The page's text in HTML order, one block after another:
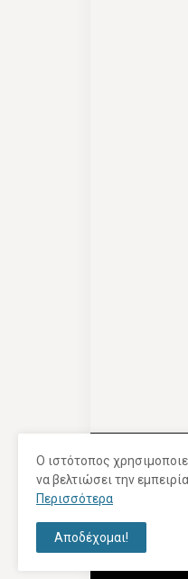
Ο ιστότοπος
να βελτιώσει την
Περισσότερα
Αποδέχομαι!